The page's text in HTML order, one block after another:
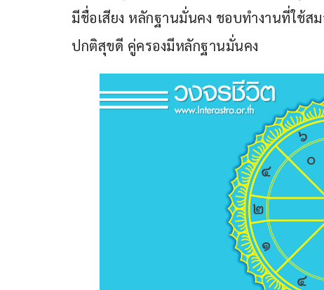
มีชื่อเสียง หลักฐานมั่นคง ชอบทำงานที่ใช้
ปกติสุขดี คู่ครองมีหลักฐานมั่นคง